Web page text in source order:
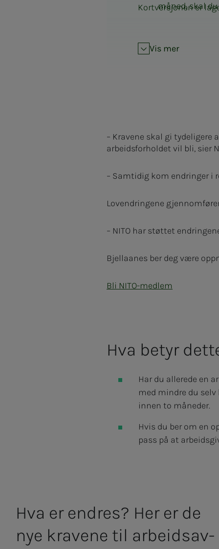
måned, skal
Har du allerede
Kortversjonen er
Vis mer
– Kravene skal gi
arbeidsforholdet vil bli, sier
– Samtidig kom endringer i
Lovendringene
– NITO har støttet
Bjellaanes ber deg være
Bli NITO-medlem
Hva betyr
Har du allerede en
med mindre du selv
innen to måneder.
Hvis du ber om en
pass på at
Hva er end­­­res? Her er de
nye kra­ve­­­ne til ar­­­beids­­­av­